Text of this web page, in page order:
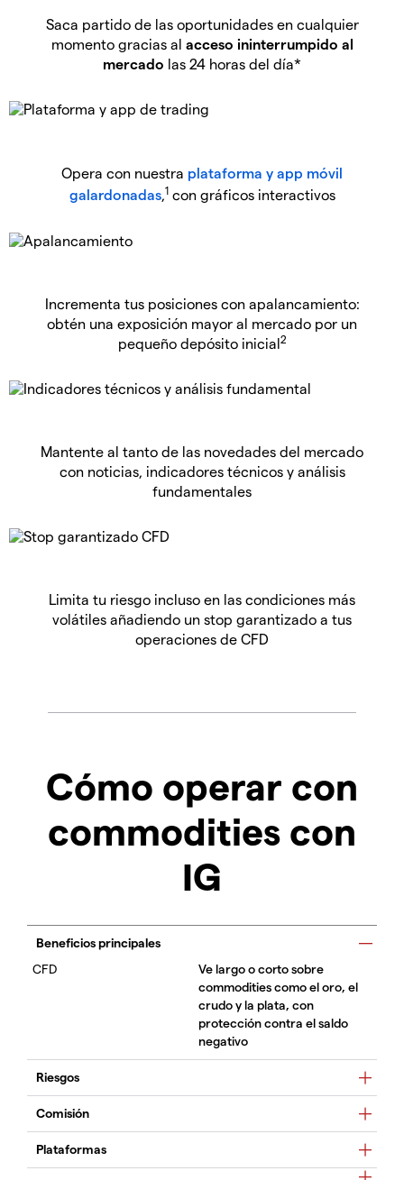
Saca partido de las oportunidades en cualquier
momento gracias al acceso ininterrumpido al
mercado las 24 horas del día*
Opera con nuestra plataforma y app móvil
galardonadas,1con gráficos interactivos
Incrementa tus posiciones con apalancamiento:
obtén una exposición mayor al mercado por un
pequeño depósito inicial2
Mantente al tanto de las novedades del mercado
con noticias, indicadores técnicos y análisis
fundamentales
Limita tu riesgo incluso en las condiciones más
volátiles añadiendo un stop garantizado a tus
operaciones de CFD
Cómo operar con
commodities con
IG
Beneficios principales
Ve largo o corto sobre
commodities como el oro, el
crudo y la plata, con
protección contra el saldo
negativo
Riesgos
Comisión
Plataformas